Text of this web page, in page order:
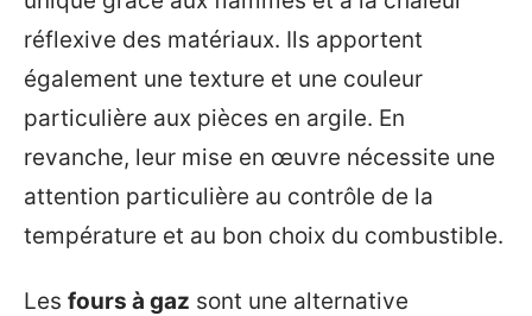
réflexive des matériaux. Ils apportent
également une texture et une couleur
particulière aux pièces en argile. En
revanche, leur mise en œuvre nécessite une
attention particulière au contrôle de la
température et au bon choix du combustible.
Les fours à gaz sont une alternative